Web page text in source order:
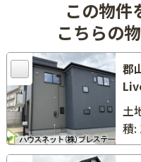
この物件
こちらの
郡
土
積: